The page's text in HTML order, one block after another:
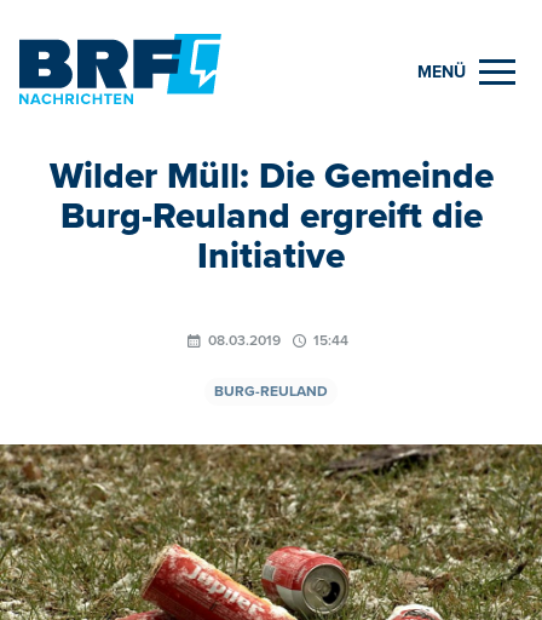
MENÜ
Wilder Müll: Die Gemeinde
Burg-Reuland ergreift die
Initiative
08.03.2019 15:44
BURG-REULAND